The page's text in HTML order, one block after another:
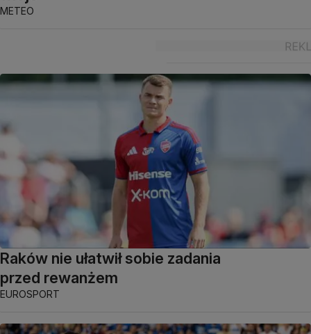
METEO
Raków nie ułatwił sobie zadania
przed rewanżem
EUROSPORT